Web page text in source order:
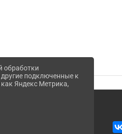
обработки
подключенные к
Яндекс Метрика,